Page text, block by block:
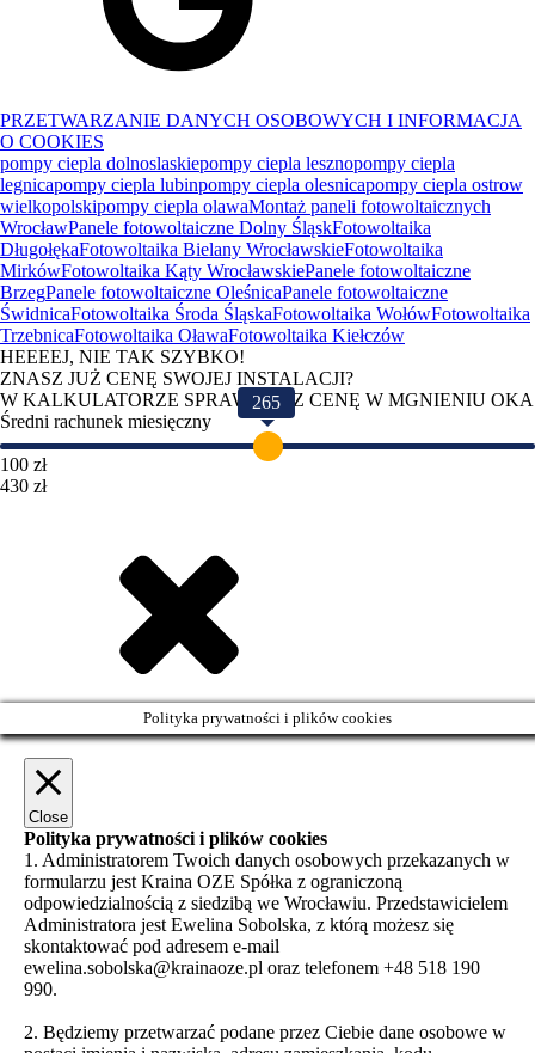
PRZETWARZANIE DANYCH OSOBOWYCH I INFORMACJA
O COOKIES
pompy ciepla dolnoslaskiepompy ciepla lesznopompy ciepla
legnicapompy ciepla lubinpompy ciepla olesnicapompy ciepla ostrow
wielkopolskipompy ciepla olawaMontaż paneli fotowoltaicznych
WrocławPanele fotowoltaiczne Dolny ŚląskFotowoltaika
DługołękaFotowoltaika Bielany WrocławskieFotowoltaika
MirkówFotowoltaika Kąty WrocławskiePanele fotowoltaiczne
BrzegPanele fotowoltaiczne OleśnicaPanele fotowoltaiczne
ŚwidnicaFotowoltaika Środa ŚląskaFotowoltaika WołówFotowoltaika
TrzebnicaFotowoltaika OławaFotowoltaika Kiełczów
HEEEEJ, NIE TAK SZYBKO!
ZNASZ JUŻ CENĘ SWOJEJ INSTALACJI?
W KALKULATORZE SPRAWDZISZ CENĘ W MGNIENIU OKA
Średni rachunek miesięczny
265
100 zł
430 zł
Polityka prywatności i plików cookies
Close
Polityka prywatności i plików cookies
1. Administratorem Twoich danych osobowych przekazanych w
formularzu jest Kraina OZE Spółka z ograniczoną
odpowiedzialnością z siedzibą we Wrocławiu. Przedstawicielem
Administratora jest Ewelina Sobolska, z którą możesz się
skontaktować pod adresem e-mail
ewelina.sobolska@krainaoze.pl oraz telefonem +48 518 190
990.
2. Będziemy przetwarzać podane przez Ciebie dane osobowe w